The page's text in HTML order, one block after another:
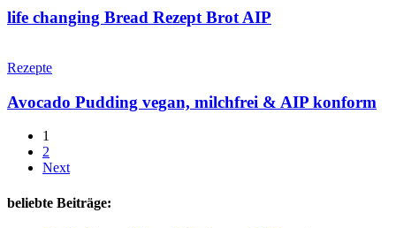
Rezept
Brot
life changing Bread Rezept Brot AIP
Pudding
milchfrei
&
konform
Rezepte
Avocado Pudding vegan, milchfrei & AIP konform
1
2
Next
beliebte Beiträge: